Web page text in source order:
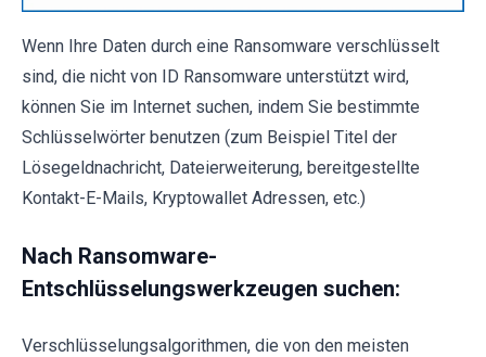
Wenn Ihre Daten durch eine Ransomware verschlüsselt
sind, die nicht von ID Ransomware unterstützt wird,
können Sie im Internet suchen, indem Sie bestimmte
Schlüsselwörter benutzen (zum Beispiel Titel der
Lösegeldnachricht, Dateierweiterung, bereitgestellte
Kontakt-E-Mails, Kryptowallet Adressen, etc.)
Nach Ransomware-
Entschlüsselungswerkzeugen suchen:
Verschlüsselungsalgorithmen, die von den meisten